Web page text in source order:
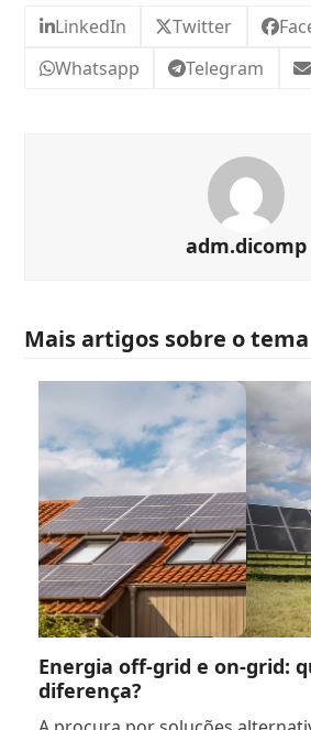
LinkedIn Twitter
Whatsapp
Telegram
adm.dicomp
Mais artigos sobre o tema
Energia off-grid e on-grid:
diferença?